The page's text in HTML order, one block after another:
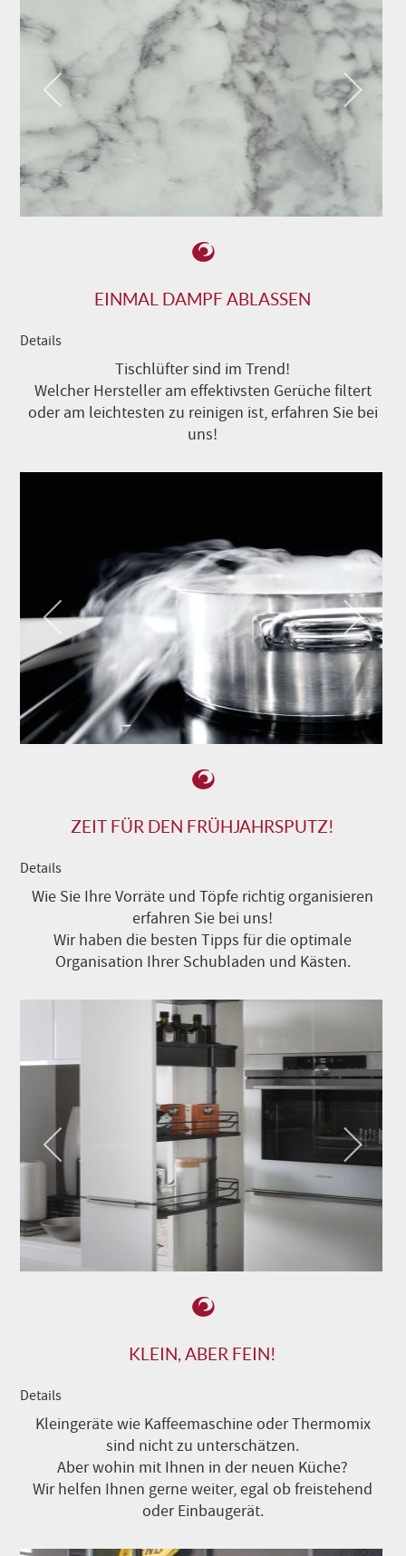
EINMAL DAMPF ABLASSEN
Details
Tischlüfter sind im Trend!
Welcher Hersteller am effektivsten Gerüche filtert
oder am leichtesten zu reinigen ist, erfahren Sie bei
uns!
ZEIT FÜR DEN FRÜHJAHRSPUTZ!
Details
Wie Sie Ihre Vorräte und Töpfe richtig organisieren
erfahren Sie bei uns!
Wir haben die besten Tipps für die optimale
Organisation Ihrer Schubladen und Kästen.
KLEIN, ABER FEIN!
Details
Kleingeräte wie Kaffeemaschine oder Thermomix
sind nicht zu unterschätzen.
Aber wohin mit Ihnen in der neuen Küche?
Wir helfen Ihnen gerne weiter, egal ob freistehend
oder Einbaugerät.